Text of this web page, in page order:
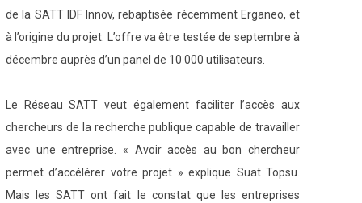
de la SATT IDF Innov, rebaptisée récemment Erganeo, et
à l’origine du projet. L’offre va être testée de septembre à
décembre auprès d’un panel de 10 000 utilisateurs.
Le Réseau SATT veut également faciliter l’accès aux
chercheurs de la recherche publique capable de travailler
avec une entreprise. « Avoir accès au bon chercheur
permet d’accélérer votre projet » explique Suat Topsu.
Mais les SATT ont fait le constat que les entreprises